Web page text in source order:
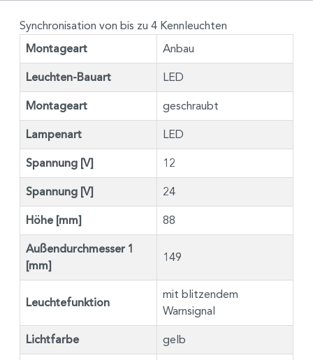
Synchronisation von bis zu 4 Kennleuchten
Montageart Anbau
Leuchten-Bauart LED
Montageart geschraubt
Lampenart LED
Spannung [V] 12
Spannung [V] 24
Höhe [mm] 88
Außendurchmesser 1
[mm]
149
Leuchtefunktion
mit blitzendem
Warnsignal
Lichtfarbe gelb